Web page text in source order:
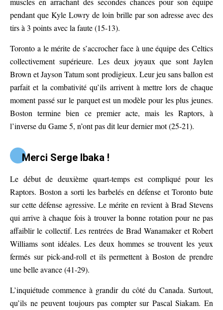
pendant que Kyle Lowry de loin brille par son adresse avec des
tirs à 3 points avec la faute (15-13).
Toronto a le mérite de s’accrocher face à une équipe des Celtics
collectivement supérieure. Les deux joyaux que sont Jaylen
Brown et Jayson Tatum sont prodigieux. Leur jeu sans ballon est
parfait et la combativité qu’ils arrivent à mettre lors de chaque
moment passé sur le parquet est un modèle pour les plus jeunes.
Boston termine bien ce premier acte, mais les Raptors, à
l’inverse du Game 5, n’ont pas dit leur dernier mot (25-21).
Merci Serge Ibaka !
Le début de deuxième quart-temps est compliqué pour les
Raptors. Boston a sorti les barbelés en défense et Toronto bute
sur cette défense agressive. Le mérite en revient à Brad Stevens
qui arrive à chaque fois à trouver la bonne rotation pour ne pas
affaiblir le collectif. Les rentrées de Brad Wanamaker et Robert
Williams sont idéales. Les deux hommes se trouvent les yeux
fermés sur pick-and-roll et ils permettent à Boston de prendre
une belle avance (41-29).
L’inquiétude commence à grandir du côté du Canada. Surtout,
qu’ils ne peuvent toujours pas compter sur Pascal Siakam. En